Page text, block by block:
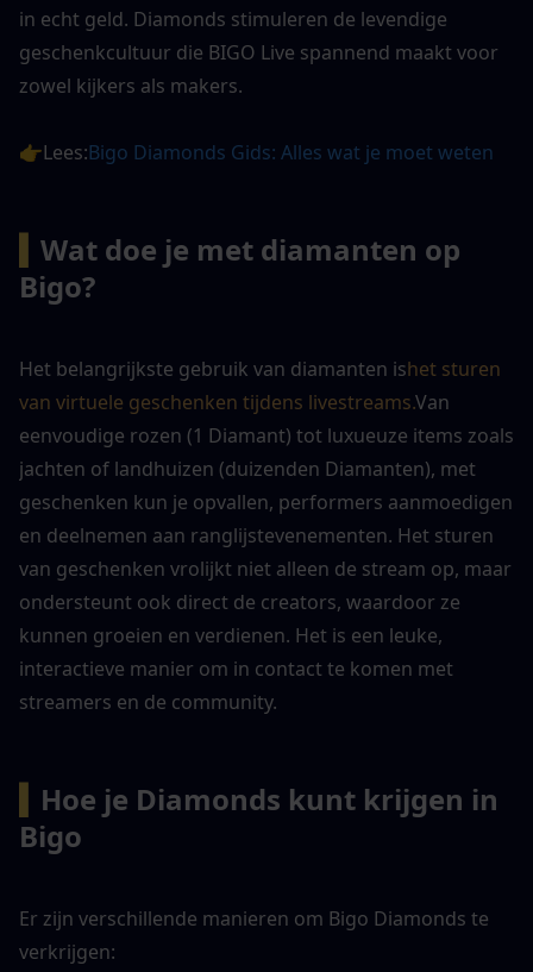
in echt geld. Diamonds stimuleren de levendige
geschenkcultuur die BIGO Live spannend maakt voor
zowel kijkers als makers.
👉Lees:Bigo Diamonds Gids: Alles wat je moet weten
Wat doe je met diamanten op
Bigo?
Het belangrijkste gebruik van diamanten ishet sturen
van virtuele geschenken tijdens livestreams.Van
eenvoudige rozen (1 Diamant) tot luxueuze items zoals
jachten of landhuizen (duizenden Diamanten), met
geschenken kun je opvallen, performers aanmoedigen
en deelnemen aan ranglijstevenementen. Het sturen
van geschenken vrolijkt niet alleen de stream op, maar
ondersteunt ook direct de creators, waardoor ze
kunnen groeien en verdienen. Het is een leuke,
interactieve manier om in contact te komen met
streamers en de community.
Hoe je Diamonds kunt krijgen in
Bigo
Er zijn verschillende manieren om Bigo Diamonds te
verkrijgen: